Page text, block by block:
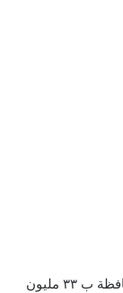
المفوضية العليا تؤكد بأنها ساعدت النازحين باعانات نقدية خلال عام ٢٠١٨م فقط وفي عموم ١٤ محافظة ب ٣٣ مليون